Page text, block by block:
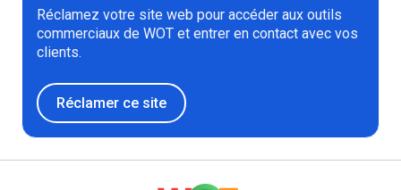
Réclamez votre site web pour accéder aux outils
commerciaux de WOT et entrer en contact avec vos
clients.
Réclamer ce site